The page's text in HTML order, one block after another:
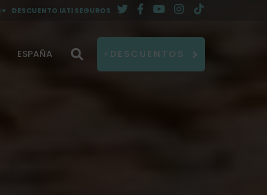
DESCUENTO IATI SEGUROS
ESPAÑA ⚡DESCUENTOS